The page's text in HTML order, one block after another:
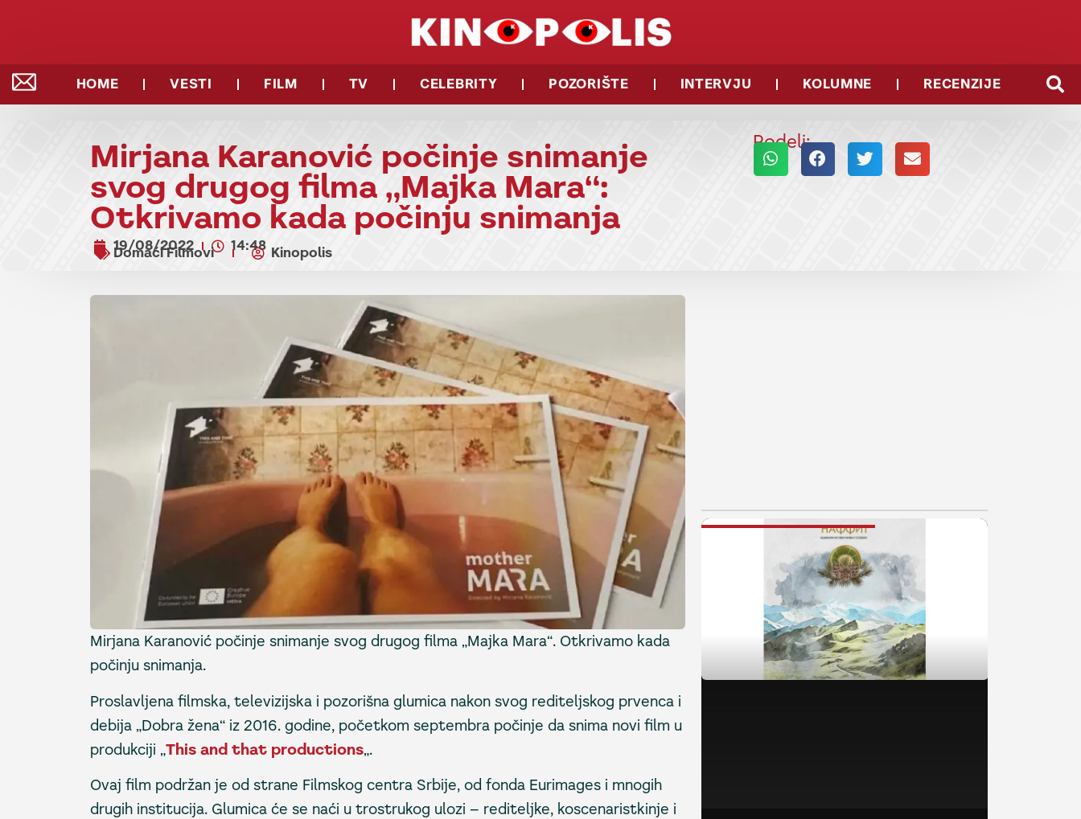
HOME VESTI FILM TV CELEBRITY POZORIŠTE INTERVJU KOLUMNE RECENZIJE
Mirjana Karanović počinje snimanje
svog drugog filma „Majka Mara“:
Otkrivamo kada počinju snimanja
19/08/2022 14:48
Domaći Filmovi Kinopolis
Podeli:
Mirjana Karanović počinje snimanje svog drugog filma „Majka Mara“. Otkrivamo kada
počinju snimanja.
Proslavljena filmska, televizijska i pozorišna glumica nakon svog rediteljskog prvenca i
debija „Dobra žena“ iz 2016. godine, početkom septembra počinje da snima novi film u
produkciji „This and that productions„.
Ovaj film podržan je od strane Filmskog centra Srbije, od fonda Eurimages i mnogih
drugih institucija. Glumica će se naći u trostrukog ulozi – rediteljke, koscenaristkinje i
NAJNOVIJE VESTI